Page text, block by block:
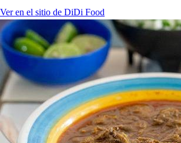
Ver en el sitio de DiDi Food